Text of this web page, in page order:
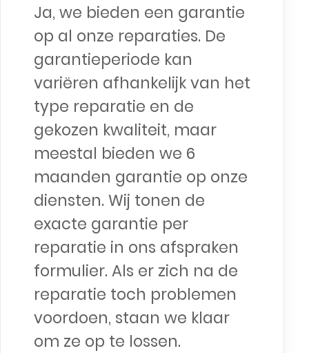
Ja, we bieden een garantie
op al onze reparaties. De
garantieperiode kan
variëren afhankelijk van het
type reparatie en de
gekozen kwaliteit, maar
meestal bieden we 6
maanden garantie op onze
diensten. Wij tonen de
exacte garantie per
reparatie in ons afspraken
formulier. Als er zich na de
reparatie toch problemen
voordoen, staan we klaar
om ze op te lossen.